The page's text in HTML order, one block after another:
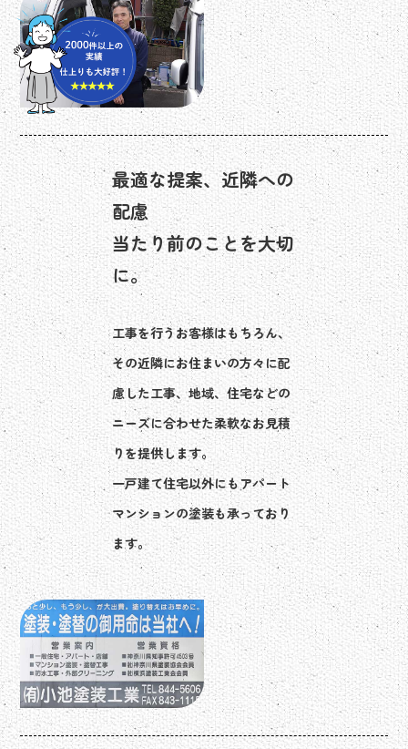
最適な提案、近隣への
配慮
当たり前のことを大切
に。
工事を行うお客様はもちろん、
その近隣にお住まいの方々に配
慮した工事、地域、住宅などの
ニーズに合わせた柔軟なお見積
りを提供します。
​​​​​​​一戸建て住宅以外にもアパート
マンションの塗装も承っており
ます。